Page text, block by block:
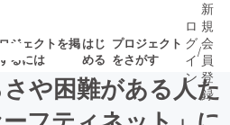
ジェクトを掲
るには
はじ
める
プロジェクト
をさがす
ロ
グ
イ
ン
/
新
規
会
員
登
録
や困難がある人た